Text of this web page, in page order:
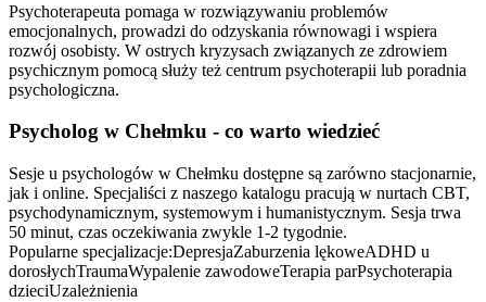
Psychoterapeuta pomaga w rozwiązywaniu problemów
emocjonalnych, prowadzi do odzyskania równowagi i wspiera
rozwój osobisty. W ostrych kryzysach związanych ze zdrowiem
psychicznym pomocą służy też centrum psychoterapii lub poradnia
psychologiczna.
Psycholog w Chełmku - co warto wiedzieć
Sesje u psychologów w Chełmku dostępne są zarówno stacjonarnie,
jak i online. Specjaliści z naszego katalogu pracują w nurtach CBT,
psychodynamicznym, systemowym i humanistycznym. Sesja trwa
50 minut, czas oczekiwania zwykle 1-2 tygodnie.
Popularne specjalizacje:DepresjaZaburzenia lękoweADHD u
dorosłychTraumaWypalenie zawodoweTerapia parPsychoterapia
dzieciUzależnienia